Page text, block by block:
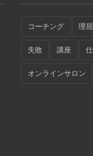
コーチング 理屈
失敗 講座
オンラインサロン